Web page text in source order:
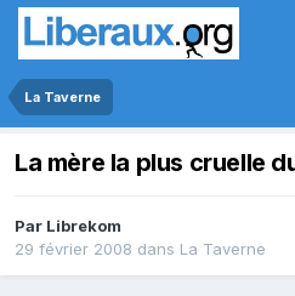
La Taverne
La mère la plus cruelle
Par Librekom
29 février 2008 dans La Taverne